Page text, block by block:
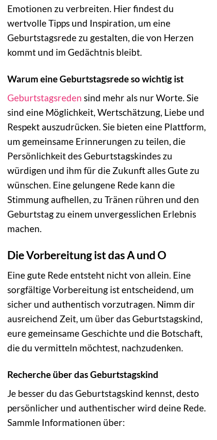
Emotionen zu verbreiten. Hier findest du
wertvolle Tipps und Inspiration, um eine
Geburtstagsrede zu gestalten, die von Herzen
kommt und im Gedächtnis bleibt.
Warum eine Geburtstagsrede so wichtig ist
Geburtstagsreden sind mehr als nur Worte. Sie
sind eine Möglichkeit, Wertschätzung, Liebe und
Respekt auszudrücken. Sie bieten eine Plattform,
um gemeinsame Erinnerungen zu teilen, die
Persönlichkeit des Geburtstagskindes zu
würdigen und ihm für die Zukunft alles Gute zu
wünschen. Eine gelungene Rede kann die
Stimmung aufhellen, zu Tränen rühren und den
Geburtstag zu einem unvergesslichen Erlebnis
machen.
Die Vorbereitung ist das A und O
Eine gute Rede entsteht nicht von allein. Eine
sorgfältige Vorbereitung ist entscheidend, um
sicher und authentisch vorzutragen. Nimm dir
ausreichend Zeit, um über das Geburtstagskind,
eure gemeinsame Geschichte und die Botschaft,
die du vermitteln möchtest, nachzudenken.
Recherche über das Geburtstagskind
Je besser du das Geburtstagskind kennst, desto
persönlicher und authentischer wird deine Rede.
Sammle Informationen über: